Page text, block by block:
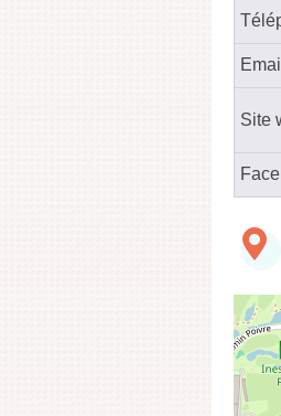
Email
Site